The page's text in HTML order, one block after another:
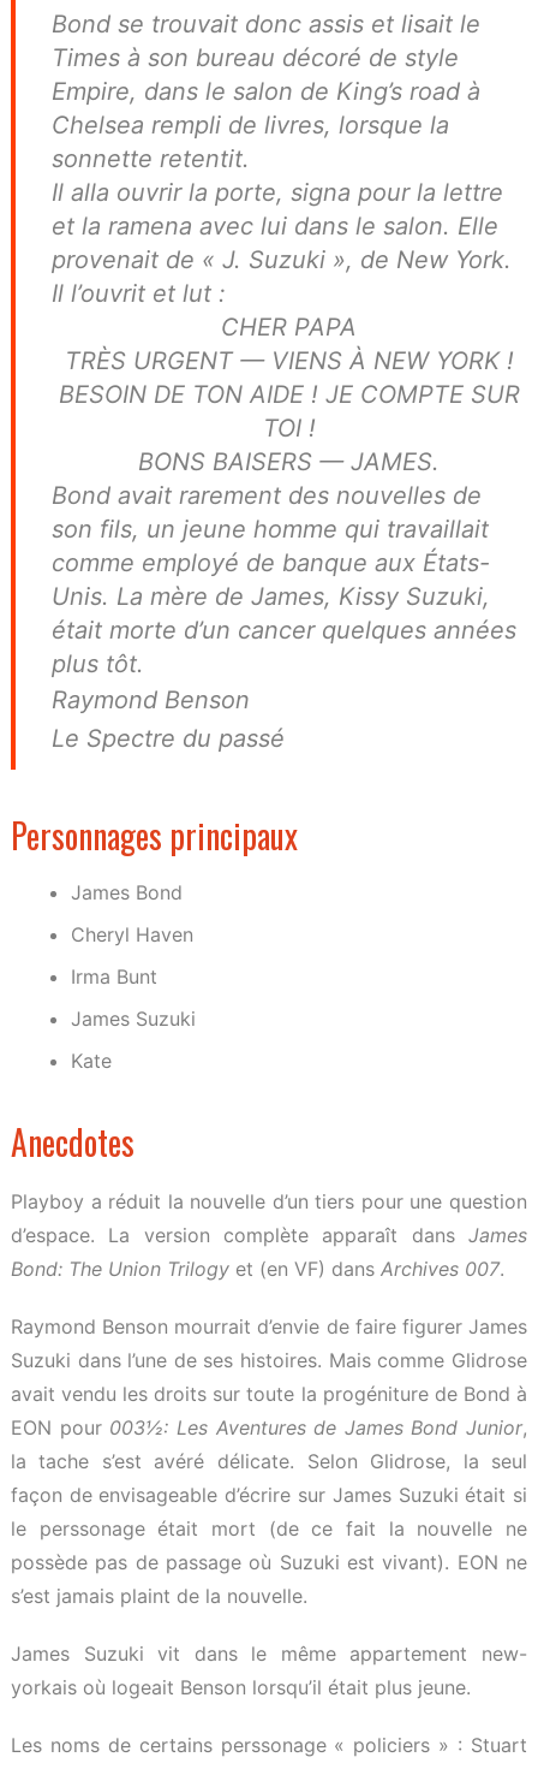
Bond se trouvait donc assis et lisait le
Timesà son bureau décoré de style
Empire, dans le salon de King’s road à
Chelsea rempli de livres, lorsque la
sonnette retentit.
Il alla ouvrir la porte, signa pour la lettre
et la ramena avec lui dans le salon. Elle
provenait de « J. Suzuki », de New York.
Il l’ouvrit et lut :
CHER PAPA
TRÈS URGENT — VIENS À NEW YORK !
BESOIN DE TON AIDE ! JE COMPTE SUR
TOI !
BONS BAISERS — JAMES.
Bond avait rarement des nouvelles de
son fils, un jeune homme qui travaillait
comme employé de banque aux États-
Unis. La mère de James, Kissy Suzuki,
était morte d’un cancer quelques années
plus tôt.
Raymond Benson
Le Spectre du passé
Personnages principaux
James Bond
Cheryl Haven
Irma Bunt
James Suzuki
Kate
Anecdotes
Playboy a réduit la nouvelle d’un tiers pour une question
d’espace. La version complète apparaît dansJames
Bond: The Union Trilogyet (en VF) dans Archives 007.
Raymond Benson mourrait d’envie de faire figurer James
Suzuki dans l’une de ses histoires. Mais comme Glidrose
avait vendu les droits sur toute la progéniture de Bond à
EON pour 003½: Les Aventures de James Bond Junior,
la tache s’est avéré délicate. Selon Glidrose, la seul
façon de envisageable d’écrire sur James Suzuki était si
le perssonage était mort (de ce fait la nouvelle ne
possède pas de passage où Suzuki est vivant). EON ne
s’est jamais plaint de la nouvelle.
James Suzuki vit dans le même appartement new-
yorkais où logeait Benson lorsqu’il était plus jeune.
Les noms de certains perssonage « policiers » : Stuart